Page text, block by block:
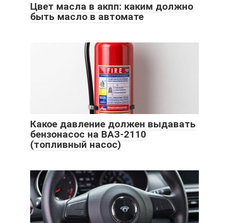
Цвет масла в акпп: каким должно
быть масло в автомате
Какое давление должен выдавать
бензонасос на ВАЗ-2110
(топливный насос)